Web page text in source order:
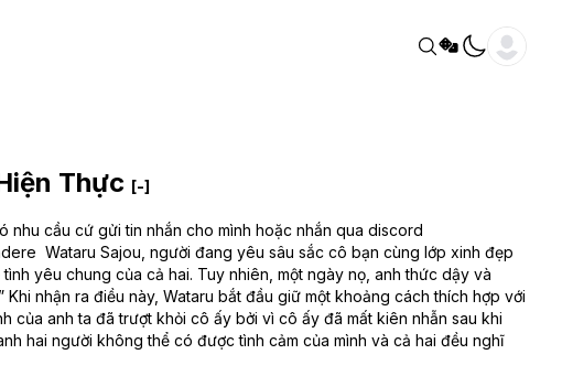
Thực [-]
nhu cầu cứ gửi tin nhắn cho mình hoặc nhắn qua discord
Wataru Sajou, người đang yêu sâu sắc cô bạn cùng lớp xinh đẹp
yêu chung của cả hai. Tuy nhiên, một ngày nọ, anh thức dậy và
nhận ra điều này, Wataru bắt đầu giữ một khoảng cách thích hợp với
của anh ta đã trượt khỏi cô ấy bởi vì cô ấy đã mất kiên nhẫn sau khi
hai người không thể có được tình cảm của mình và cả hai đều nghĩ